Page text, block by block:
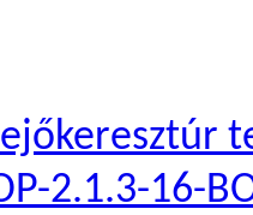
2.1.3-16-